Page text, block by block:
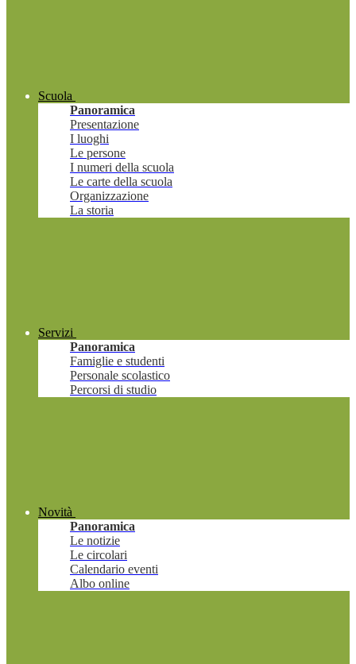
Scuola
Panoramica
Presentazione
I luoghi
Le persone
I numeri della scuola
Le carte della scuola
Organizzazione
La storia
Servizi
Panoramica
Famiglie e studenti
Personale scolastico
Percorsi di studio
Novità
Panoramica
Le notizie
Le circolari
Calendario eventi
Albo online